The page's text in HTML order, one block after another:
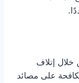
خلال إتلاف
على مصائد